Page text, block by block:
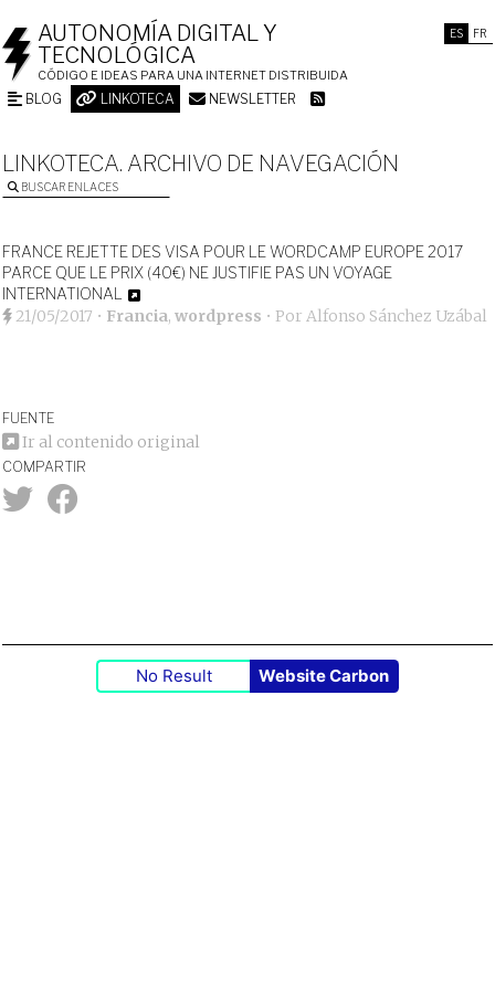
ES FR
AUTONOMÍA DIGITAL Y
TECNOLÓGICA
CÓDIGO E IDEAS PARA UNA INTERNET DISTRIBUIDA
BLOG LINKOTECA NEWSLETTER
LINKOTECA. ARCHIVO DE NAVEGACIÓN
BUSCAR ENLACES
FRANCE REJETTE DES VISA POUR LE WORDCAMP EUROPE 2017
PARCE QUE LE PRIX (40€) NE JUSTIFIE PAS UN VOYAGE
INTERNATIONAL
21/05/2017 • Francia,wordpress • PorAlfonso Sánchez Uzábal
FUENTE
Ir al contenido original
COMPARTIR
No Result Website Carbon